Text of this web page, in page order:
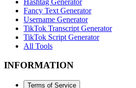
Hashtag Generator
Fancy Text Generator
Username Generator
TikTok Transcript Generator
TikTok Script Generator
All Tools
INFORMATION
Terms of Service